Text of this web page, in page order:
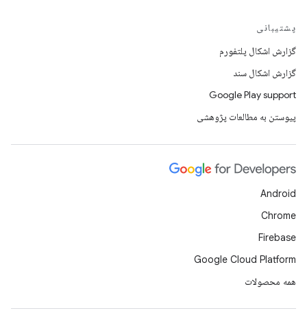
پشتیبانی
گزارش اشکال پلتفورم
گزارش اشکال سند
Google Play support
پیوستن به مطالعات پژوهشی
Android
Chrome
Firebase
Google Cloud Platform
همه محصولات